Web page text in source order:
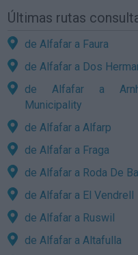
Últimas rutas
de Alfafar a Faura
de Alfafar a Dos
de Alfafar a
Municipality
de Alfafar a Alfarp
de Alfafar a Fraga
de Alfafar a Roda De
de Alfafar a El Vendrell
de Alfafar a Ruswil
de Alfafar a Altafulla